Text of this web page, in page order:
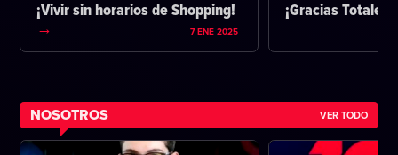
¡Vivir sin horarios de Shopping!
7 ENE 2025
¡Gracias
NOSOTROS VER TODO